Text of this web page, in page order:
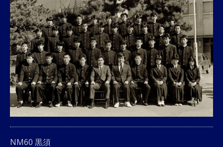
NM60 黒須